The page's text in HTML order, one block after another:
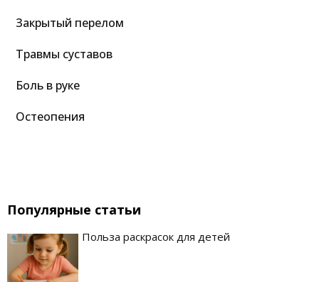
Закрытый перелом
Травмы суставов
Боль в руке
Остеопения
Популярные статьи
Польза раскрасок для детей